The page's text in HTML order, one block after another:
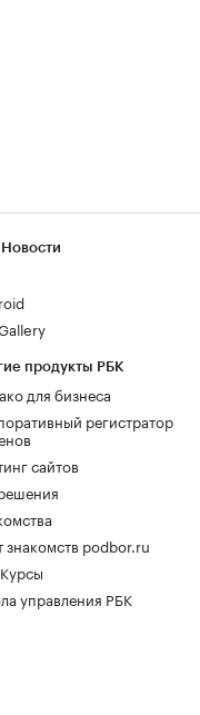
продукты РБК
для бизнеса
регистратор
сайтов
знакомств podbor.ru
управления РБК